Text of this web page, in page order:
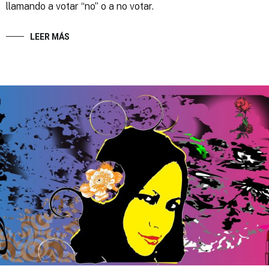
llamando a votar “no” o a no votar.
LEER MÁS